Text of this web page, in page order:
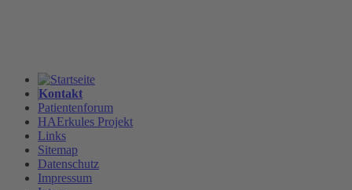
Kontakt
Patientenforum
HAErkules Projekt
Links
Sitemap
Datenschutz
Impressum